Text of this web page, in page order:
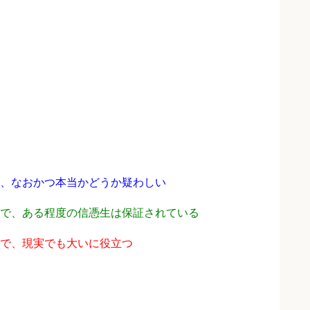
なおかつ本当かどうか疑わしい
、ある程度の信憑生は保証されている
、現実でも大いに役立つ